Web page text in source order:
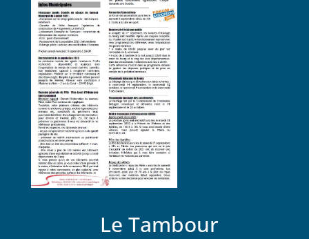
Le Tambour